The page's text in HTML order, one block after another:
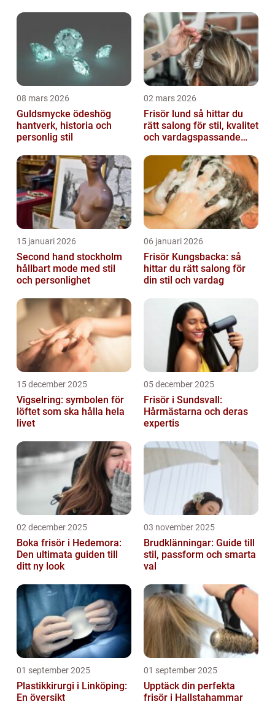
08 mars 2026
Guldsmycke ödeshög
hantverk, historia och
personlig stil
02 mars 2026
Frisör lund så hittar du
rätt salong för stil, kvalitet
och vardagspassande
15 januari 2026
Second hand stockholm
hållbart mode med stil
och personlighet
06 januari 2026
Frisör Kungsbacka: så
hittar du rätt salong för
din stil och vardag
15 december 2025
Vigselring: symbolen för
löftet som ska hålla hela
livet
05 december 2025
Frisör i Sundsvall:
Hårmästarna och deras
expertis
02 december 2025
Boka frisör i Hedemora:
Den ultimata guiden till
ditt ny look
03 november 2025
Brudklänningar: Guide till
stil, passform och smarta
val
01 september 2025
Plastikkirurgi i Linköping:
En översikt
01 september 2025
Upptäck din perfekta
frisör i Hallstahammar